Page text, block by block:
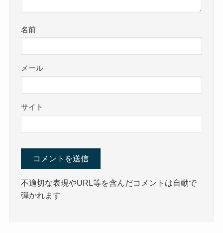
名前
メール
サイト
不適切な表現やURL等を含んだコメントは自動で
弾かれます